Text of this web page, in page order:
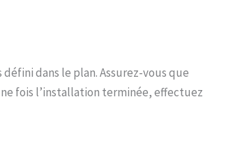
dans le plan. Assurez-vous que
fois l’installation terminée, effectuez